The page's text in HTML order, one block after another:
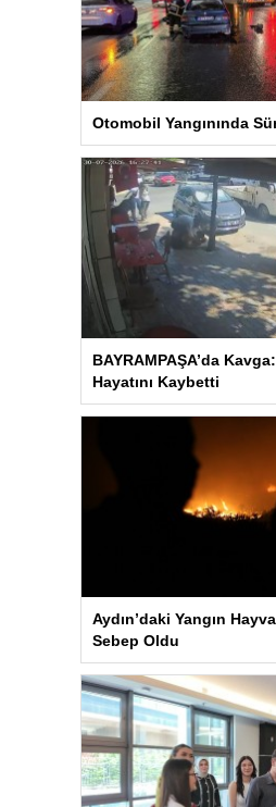
Otomobil Yangınında
BAYRAMPAŞA’da
Hayatını Kaybetti
Aydın’daki Yangın
Sebep Oldu